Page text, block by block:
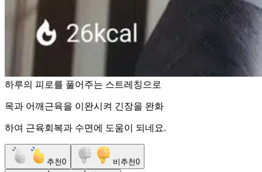
하루의 피로를 풀어주는 스트레칭으로
목과 어깨근육을 이완시켜 긴장을 완화
하여 근육회복과 수면에 도움이 되네요.
추천0 비추천0